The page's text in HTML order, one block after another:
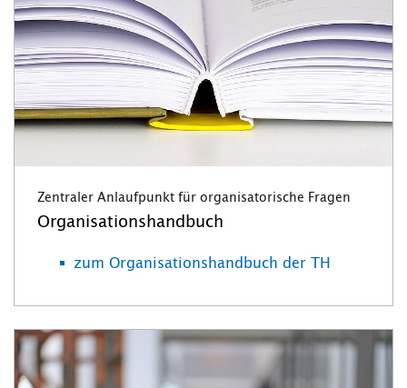
Zentraler Anlaufpunkt für organisatorische Fragen
Organisationshandbuch
zum Organisationshandbuch der TH